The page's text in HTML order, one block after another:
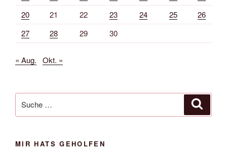
20
21 22 23 24 25
26
27
28 29 30
« Aug. Okt. »
nach:
MIR HATS GEHOLFEN